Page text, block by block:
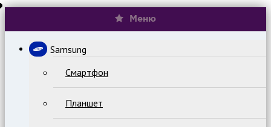
Меню
Samsung
Смартфон
Планшет